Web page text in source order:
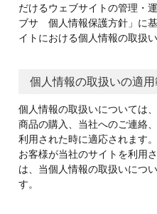
だけるウェブサイトの管理・
ブサ 個人情報保護方針」に
イトにおける個人情報の取扱
個人情報の取扱いの適用
個人情報の取扱いについては
商品の購入、当社へのご連絡
利用された時に適応されます。
お客様が当社のサイトを利用
は、当個人情報の取扱いにつ
す。